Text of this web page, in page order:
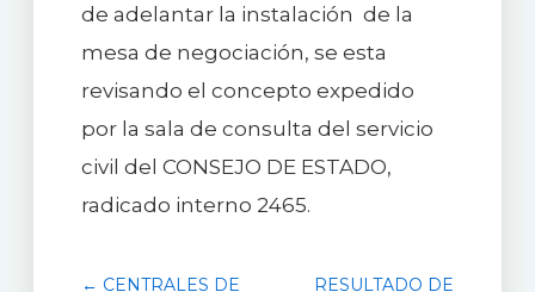
de adelantar la instalación de la
mesa de negociación, se esta
revisando el concepto expedido
por la sala de consulta del servicio
civil del CONSEJO DE ESTADO,
radicado interno 2465.
← CENTRALES DE
RESULTADO DE